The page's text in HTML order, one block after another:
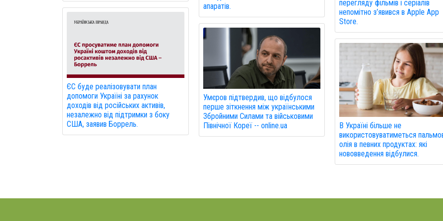
ЄС буде реалізовувати план
допомоги Україні за рахунок
доходів від російських активів,
незалежно від підтримки з боку
США, заявив Боррель.
апаратів.
Умєров підтвердив, що відбулося
перше зіткнення між українськими
Збройними Силами та військовими
Північної Кореї -- online.ua
перегляду фільмів і серіалів
непомітно з’явився в Apple App
Store.
В Україні більше не
використовуватиметься
олія в певних продуктах: які
нововведення відбулися.